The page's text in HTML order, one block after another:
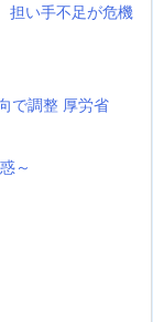
担い手不足が危機
で調整 厚労省
～